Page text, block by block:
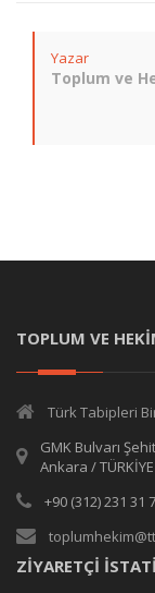
Yazar
Toplum ve
TOPLUM VE
Türk Tabipleri
GMK Bulvarı
Ankara / TÜRKİYE
+90 (312) 231 31
ZİYARETÇİ